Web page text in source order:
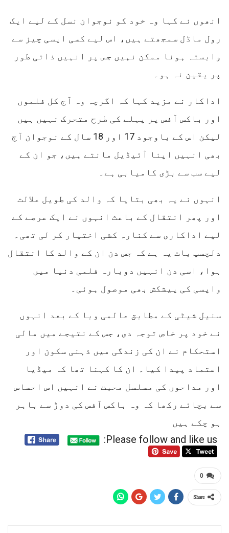
انھوں نے کہا وہ خود کو نوجوان نسل کے لیے ایک
رول ماڈل سمجھتے ہیں، اس لیے کسی ایسی چیز سے
وابستہ ہونا ممکن نہیں جس پر انہیں ذاتی طور
پر یقین نہ ہو۔
اداکار نے مزید کہا کہ اگرچہ وہ آج کل فلموں
اور باکس آفس پر پہلے کی طرح متحرک نہیں ہیں
لیکن اس کے باوجود 17 اور 18 سال کے نوجوان آج
بھی انہیں اپنا آئیڈیل مانتے ہیں، جو ان کے
لیے سب سے بڑی کامیابی ہے۔
انہوں نے یہ بھی بتایا کہ والد کی طویل علالت
اور پھر انتقال کے باعث انہوں نے ایک عرصے کے
لیے اداکاری سے کنارہ کشی اختیار کر لی تھی۔
دلچسپ بات یہ ہے کہ جس دن ان کے والد کا انتقال
ہوا، اسی دن انہیں دوبارہ فلمی دنیا میں
واپسی کی پیشکش بھی موصول ہوئی۔
سنیل شیٹی کے مطابق عالمی وبا کے بعد انہوں
نے خود پر خاص توجہ دی، جس کے نتیجے میں مالی
استحکام نے ان کی زندگی میں ذہنی سکون اور
اعتماد پیدا کیا۔ ان کا کہنا تھا کہ میڈیا
اور مداحوں کی مسلسل محبت نے انہیں اس احساس
سے بچائے رکھا کہ وہ باکس آفس کی دوڑ سے باہر
ہو چکے ہیں
Please follow and like us:
0
Share